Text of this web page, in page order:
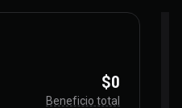
$0
Beneficio total